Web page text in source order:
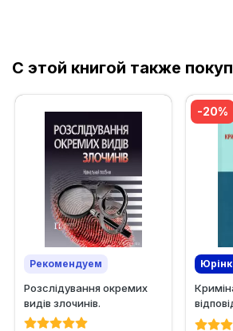
С этой книгой также
Рекомендуем
Розслідування окремих
видів злочинів.
Навчальний посібник
-20%